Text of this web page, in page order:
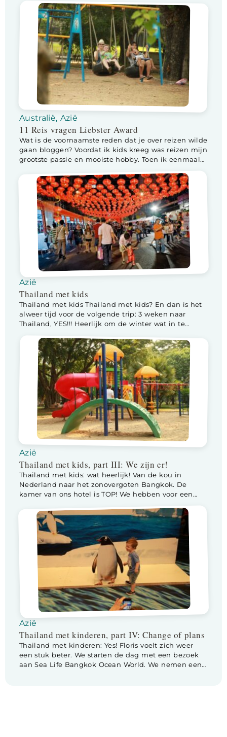
Australië, Azië
11 Reis vragen Liebster Award
Wat is de voornaamste reden dat je over reizen wilde
gaan bloggen? Voordat ik kids kreeg was reizen mijn
grootste passie en mooiste hobby. Toen ik eenmaal
behorende baby, hoorde ik naar mijn idee te vaak;
“Nou dat reizen zal wel lastig worden straks als de […]
Azië
Thailand met kids
Thailand met kids Thailand met kids? En dan is het
alweer tijd voor de volgende trip: 3 weken naar
Thailand, YES!!! Heerlijk om de winter wat in te
op vakantie met 2 kids ipv 1. Lotte is even oud als
Floris was toen we […]
Azië
Thailand met kids, part III: We zijn er!
Thailand met kids: wat heerlijk! Van de kou in
Nederland naar het zonovergoten Bangkok. De
kamer van ons hotel is TOP! We hebben voor een
stijl” hotelkamer met zithoek, keuken en eettafel.
Nadat we onze bagage wat hebben uitgepakt, gaan
we eerst een plonsje maken in de roof top […]
Azië
Thailand met kinderen, part IV: Change of plans
Thailand met kinderen: Yes! Floris voelt zich weer
een stuk beter. We starten de dag met een bezoek
aan Sea Life Bangkok Ocean World. We nemen een